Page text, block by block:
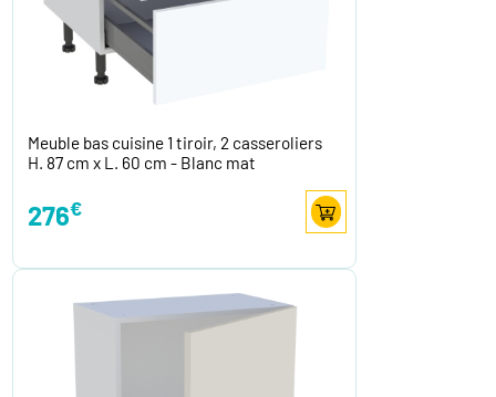
Meuble bas cuisine 1 tiroir, 2 casseroliers
H. 87 cm x L. 60 cm - Blanc mat
276€